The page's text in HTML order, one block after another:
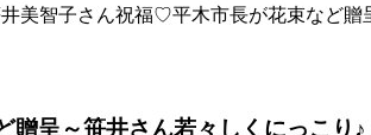
美智子さん祝福♡平木市長が花束など贈
呈～笹井さん若々しくにっこり♪